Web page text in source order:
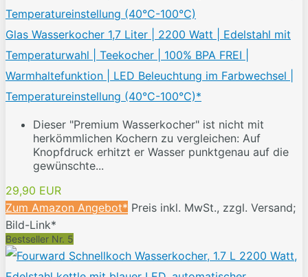
Glas Wasserkocher 1,7 Liter | 2200 Watt | Edelstahl mit
Temperaturwahl | Teekocher | 100% BPA FREI |
Warmhaltefunktion | LED Beleuchtung im Farbwechsel |
Temperatureinstellung (40°C-100°C)*
Dieser "Premium Wasserkocher" ist nicht mit
herkömmlichen Kochern zu vergleichen: Auf
Knopfdruck erhitzt er Wasser punktgenau auf die
gewünschte...
29,90 EUR
Zum Amazon Angebot* Preis inkl. MwSt., zzgl. Versand;
Bild-Link*
Bestseller Nr. 5